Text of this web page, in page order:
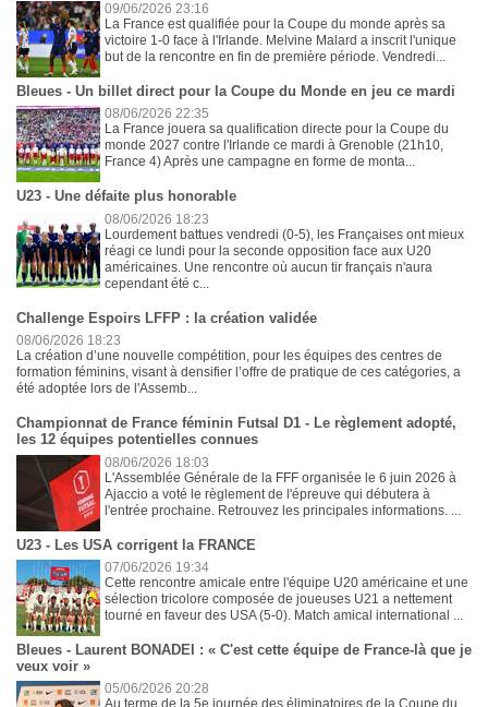
09/06/2026 23:16
La France est qualifiée pour la Coupe du monde après sa
victoire 1-0 face à l'Irlande. Melvine Malard a inscrit l'unique
but de la rencontre en fin de première période. Vendredi...
Bleues - Un billet direct pour la Coupe du Monde en jeu ce mardi
08/06/2026 22:35
La France jouera sa qualification directe pour la Coupe du
monde 2027 contre l'Irlande ce mardi à Grenoble (21h10,
France 4) Après une campagne en forme de monta...
U23 - Une défaite plus honorable
08/06/2026 18:23
Lourdement battues vendredi (0-5), les Françaises ont mieux
réagi ce lundi pour la seconde opposition face aux U20
américaines. Une rencontre où aucun tir français n'aura
cependant été c...
Challenge Espoirs LFFP : la création validée
08/06/2026 18:23
La création d’une nouvelle compétition, pour les équipes des centres de
formation féminins, visant à densifier l’offre de pratique de ces catégories, a
été adoptée lors de l'Assemb...
Championnat de France féminin Futsal D1 - Le règlement adopté,
les 12 équipes potentielles connues
08/06/2026 18:03
L'Assemblée Générale de la FFF organisée le 6 juin 2026 à
Ajaccio a voté le règlement de l'épreuve qui débutera à
l'entrée prochaine. Retrouvez les principales informations. ...
U23 - Les USA corrigent la FRANCE
07/06/2026 19:34
Cette rencontre amicale entre l'équipe U20 américaine et une
sélection tricolore composée de joueuses U21 a nettement
tourné en faveur des USA (5-0). Match amical international ...
Bleues - Laurent BONADEI : « C'est cette équipe de France-là que je
veux voir »
05/06/2026 20:28